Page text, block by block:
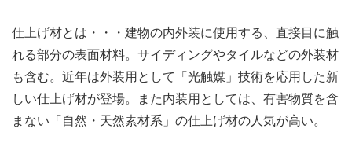
ナ
ビ
ゲ
仕上げ材とは・・・建物の内外装に使用する、直接目に触
れる部分の表面材料。サイディングやタイルなどの外装材
も含む。近年は外装用として「光触媒」技術を応用した新
しい仕上げ材が登場。また内装用としては、有害物質を含
まない「自然・天然素材系」の仕上げ材の人気が高い。